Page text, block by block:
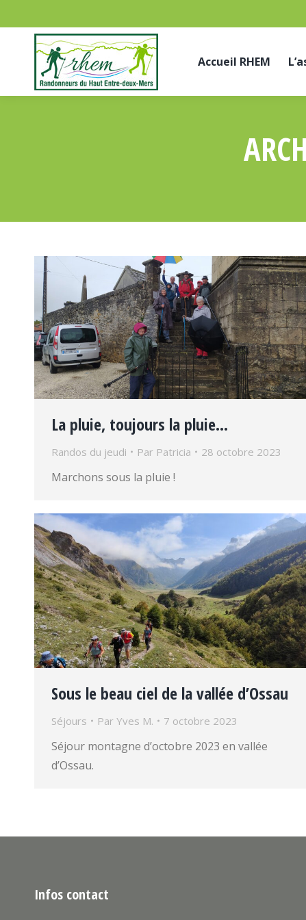
Accueil RHEM
La pluie, toujours la pluie…
Randos du jeudi Par Patricia 28 octobre 2023
Marchons sous la pluie !
Sous le beau ciel de la vallée d’Ossau
Séjours Par Yves M. 7 octobre 2023
Séjour montagne d’octobre 2023 en vallée
d’Ossau.
Infos contact